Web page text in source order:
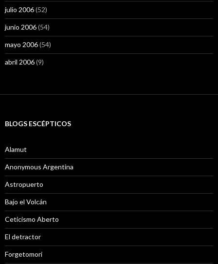
julio 2006(52)
junio 2006(54)
mayo 2006(54)
abril 2006(9)
BLOGS ESCÉPTICOS
Alamut
Anonymous Argentina
Astropuerto
Bajo el Volcán
Ceticismo Aberto
El detractor
Forgetomori